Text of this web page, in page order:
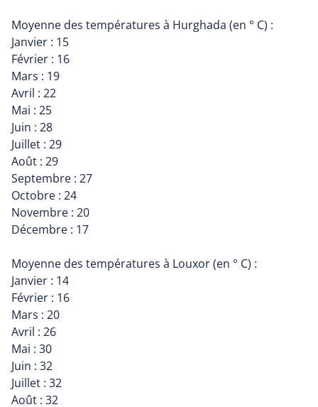
Moyenne des températures à Hurghada (en ° C) :
Janvier : 15
Février : 16
Mars : 19
Avril : 22
Mai : 25
Juin : 28
Juillet : 29
Août : 29
Septembre : 27
Octobre : 24
Novembre : 20
Décembre : 17
Moyenne des températures à Louxor (en ° C) :
Janvier : 14
Février : 16
Mars : 20
Avril : 26
Mai : 30
Juin : 32
Juillet : 32
Août : 32